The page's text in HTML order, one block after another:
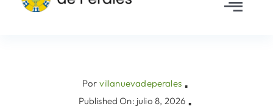
AyuntamientoPor villanuevadeperales ▪
Published On: julio 8, 2026 ▪